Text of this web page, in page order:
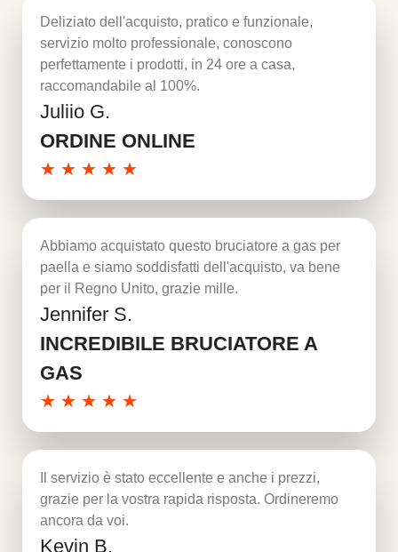
Deliziato dell'acquisto, pratico e funzionale,
servizio molto professionale, conoscono
perfettamente i prodotti, in 24 ore a casa,
raccomandabile al 100%.
Juliio G.
ORDINE ONLINE
★ ★ ★ ★ ★
Abbiamo acquistato questo bruciatore a gas per
paella e siamo soddisfatti dell'acquisto, va bene
per il Regno Unito, grazie mille.
Jennifer S.
INCREDIBILE BRUCIATORE A
GAS
★ ★ ★ ★ ★
Il servizio è stato eccellente e anche i prezzi,
grazie per la vostra rapida risposta. Ordineremo
ancora da voi.
Kevin B.